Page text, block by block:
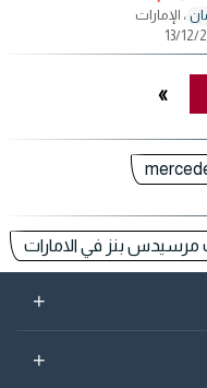
، الإمارات
»
مرسيدس بنز في الامارات
+
+